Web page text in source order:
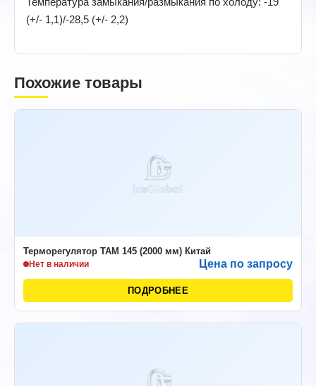
(+/- 1,1)/-28,5 (+/- 2,2)
Похожие товары
Терморегулятор ТАМ 145 (2000 мм) Китай
Нет в наличии Цена по запросу
ПОДРОБНЕЕ